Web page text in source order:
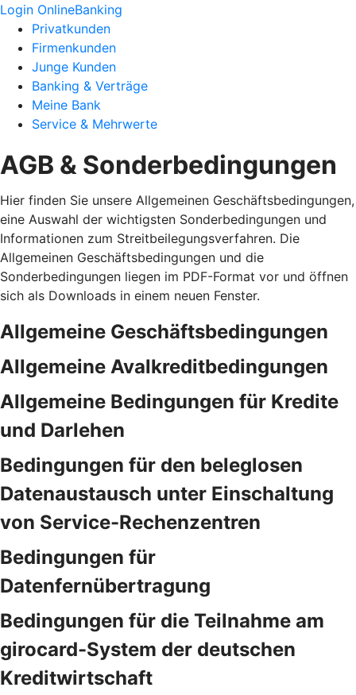
Login OnlineBanking
Privatkunden
Firmenkunden
Junge Kunden
Banking & Verträge
Meine Bank
Service & Mehrwerte
AGB & Sonderbedingungen
Hier finden Sie unsere Allgemeinen Geschäftsbedingungen,
eine Auswahl der wichtigsten Sonderbedingungen und
Informationen zum Streitbeilegungsverfahren. Die
Allgemeinen Geschäftsbedingungen und die
Sonderbedingungen liegen im PDF-Format vor und öffnen
sich als Downloads in einem neuen Fenster.
Allgemeine Geschäftsbedingungen
Allgemeine Avalkreditbedingungen
Allgemeine Bedingungen für Kredite
und Darlehen
Bedingungen für den beleglosen
Datenaustausch unter Einschaltung
von Service-Rechenzentren
Bedingungen für
Datenfernübertragung
Bedingungen für die Teilnahme am
girocard-System der deutschen
Kreditwirtschaft